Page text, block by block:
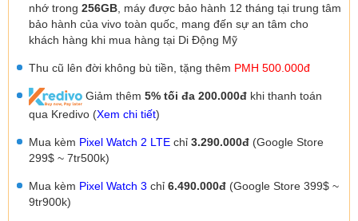
nhớ trong 256GB , máy được bảo hành 12 tháng tại trung tâm
bảo hành của vivo toàn quốc, mang đến sự an tâm cho
khách hàng khi mua hàng tại Di Động Mỹ
Thu cũ lên đời không bù tiền, tặng thêm PMH 500.000đ
Giảm thêm 5% tối đa 200.000đ khi thanh toán
qua Kredivo (Xem chi tiết)
Mua kèm Pixel Watch 2 LTE chỉ 3.290.000đ (Google Store
299$ ~ 7tr500k)
Mua kèm Pixel Watch 3 chỉ 6.490.000đ (Google Store 399$ ~
9tr900k)